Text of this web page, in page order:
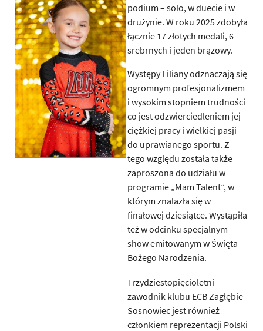
podium – solo, w duecie i w
drużynie. W roku 2025 zdobyła
łącznie 17 złotych medali, 6
srebrnych i jeden brązowy.
Występy Liliany odznaczają się
ogromnym profesjonalizmem
i wysokim stopniem trudności
co jest odzwierciedleniem jej
ciężkiej pracy i wielkiej pasji
do uprawianego sportu. Z
tego względu została także
zaproszona do udziału w
programie „Mam Talent”, w
którym znalazła się w
finałowej dziesiątce. Wystąpiła
też w odcinku specjalnym
show emitowanym w Święta
Bożego Narodzenia.
Trzydziestopięcioletni
zawodnik klubu ECB Zagłębie
Sosnowiec jest również
członkiem reprezentacji Polski